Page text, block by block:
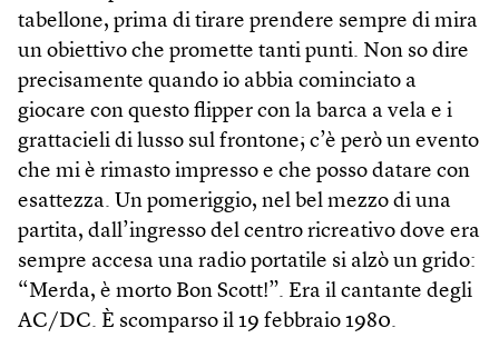
tabellone, prima di tirare prendere sempre di mira
un obiettivo che promette tanti punti. Non so dire
precisamente quando io abbia cominciato a
giocare con questo flipper con la barca a vela e i
grattacieli di lusso sul frontone; c’è però un evento
che mi è rimasto impresso e che posso datare con
esattezza. Un pomeriggio, nel bel mezzo di una
partita, dall’ingresso del centro ricreativo dove era
sempre accesa una radio portatile si alzò un grido:
“Merda, è morto Bon Scott!”. Era il cantante degli
AC/DC. È scomparso il 19 febbraio 1980.